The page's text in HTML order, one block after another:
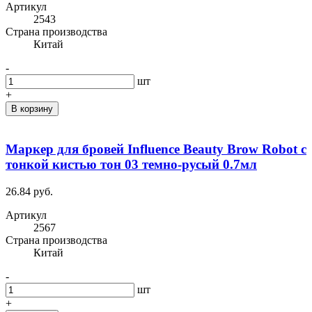
Артикул
2543
Cтрана производства
Китай
-
шт
+
В корзину
Маркер для бровей Influence Beauty Brow Robot с
тонкой кистью тон 03 темно-русый 0.7мл
26.84 руб.
Артикул
2567
Cтрана производства
Китай
-
шт
+